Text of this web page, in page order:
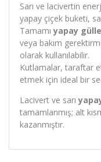
Sarı ve lacivertin
yapay çiçek buketi,
Tamamıyapay
veya bakım
olarak kullanılabilir.
Kutlamalar, taraftar
etmek için ideal bir
Lacivert ve sarı
tamamlanmış; alt
kazanmıştır.